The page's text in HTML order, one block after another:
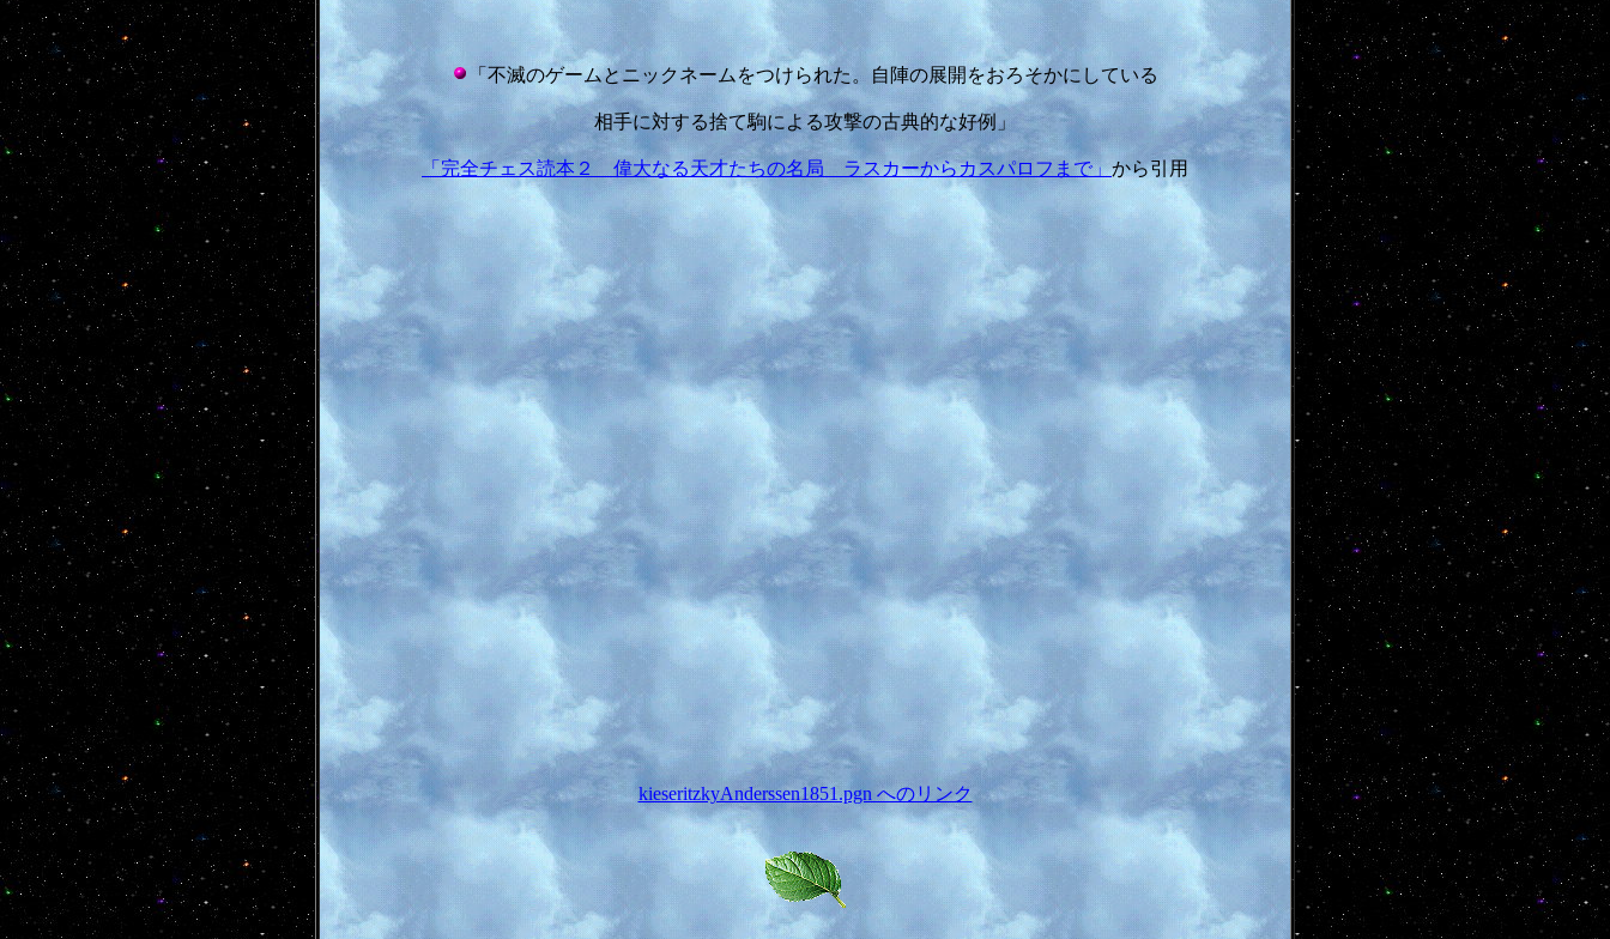
「不滅のゲームとニックネームをつけられた。自陣の展開をおろそかにしている
相手に対する捨て駒による攻撃の古典的な好例」
「完全チェス読本２ 偉大なる天才たちの名局 ラスカーからカスパロフまで」から引用
kieseritzkyAnderssen1851.pgn へのリンク